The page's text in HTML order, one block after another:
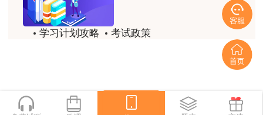
用户m1****88
冲着林轩老师过来买的课程，没时间学，就看了冲刺
林轩老师讲课实战型太强了，超级喜欢
学习计划攻略
考试政策